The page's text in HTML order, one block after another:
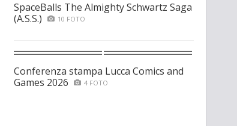
SpaceBalls The Almighty Schwartz Saga
(A.S.S.)
10 FOTO
Conferenza stampa Lucca Comics and
Games 2026
4 FOTO